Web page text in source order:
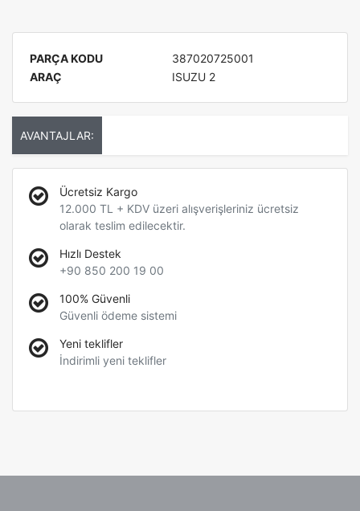
PARÇA KODU
387020725001
ARAÇ
ISUZU 2
AVANTAJLAR:
Ücretsiz Kargo
12.000 TL + KDV üzeri alışverişleriniz ücretsiz
olarak teslim edilecektir.
Hızlı Destek
+90 850 200 19 00
100% Güvenli
Güvenli ödeme sistemi
Yeni teklifler
İndirimli yeni teklifler